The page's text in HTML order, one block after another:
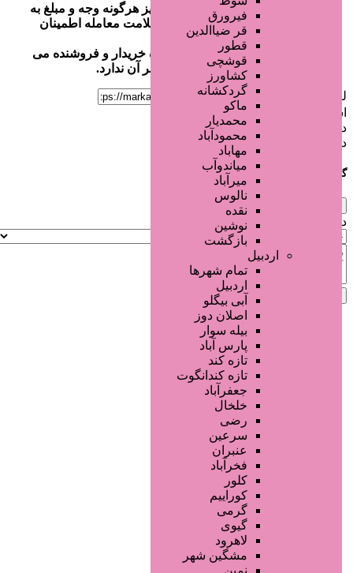
فیرورق
قر ضیاالدین
قطور
قوشچی
کشاورز
گردکشانه
ماکو
محمدیار
محمودآباد
مهاباد
میاندوآب
میرآباد
نالوس
نقده
نوشین
بازگشت
اردبیل
تمام شهر‌ها
اردبیل
آبی بیگلو
اصلان دوز
بیله سوار
پارس آباد
تازه کند
تازه کندانگوت
جعفرآباد
خلخال
رضی
سرعین
عنبران
فخرآباد
کلور
کوراییم
گرمی
گیوی
لاهرود
مشگین شهر
بازدید کنندگان گرامی قبل از واریز هرگونه وجه و مبلغ به
حساب آگهی دهنده از صحت و سلامت معامله اطمینان
کلیه معاملات انجام شده به عهده خریدار و فروشنده می
باشد و مرکز زیبایی هیچ نظارتی بر آن ندارد.
لینک اشتراک گذاری
اشتراک گذاری
در حال بارگذاری...
در حال بارگذاری...
گزارش مشکل آگهی
دلیل‌های پیش‌فرض: